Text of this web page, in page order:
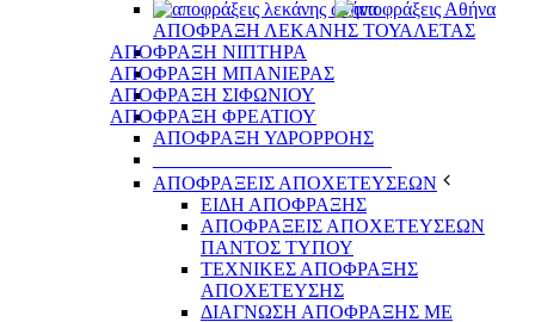
ΑΠΟΦΡΑΞΗ ΛΕΚΑΝΗΣ ΤΟΥΑΛΕΤΑΣ
ΑΠΟΦΡΑΞΗ ΝΙΠΤΗΡΑ
ΑΠΟΦΡΑΞΗ ΜΠΑΝΙΕΡΑΣ
ΑΠΟΦΡΑΞΗ ΣΙΦΩΝΙΟΥ
ΑΠΟΦΡΑΞΗ ΦΡΕΑΤΙΟΥ
ΑΠΟΦΡΑΞΗ ΥΔΡΟΡΡΟΗΣ
ΑΠΟΦΡΑΞΕΙΣ ΑΠΟΧΕΤΕΥΣΕΩΝ
ΕΙΔΗ ΑΠΟΦΡΑΞΗΣ
ΑΠΟΦΡΑΞΕΙΣ ΑΠΟΧΕΤΕΥΣΕΩΝ
ΠΑΝΤΟΣ ΤΥΠΟΥ
ΤΕΧΝΙΚΕΣ ΑΠΟΦΡΑΞΗΣ
ΑΠΟΧΕΤΕΥΣΗΣ
ΔΙΑΓΝΩΣΗ ΑΠΟΦΡΑΞΗΣ ΜΕ